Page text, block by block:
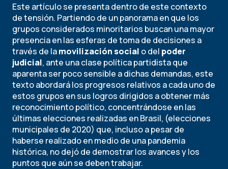
Este artículo se presenta dentro de este contexto
de tensión. Partiendo de un panorama en que los
grupos considerados minoritarios buscan una mayor
presencia en las esferas de toma de decisiones a
través de lamovilización social o del poder
judicial, ante una clase política partidista que
aparenta ser poco sensible a dichas demandas, este
texto abordará los progresos relativos a cada uno de
estos grupos en sus logros dirigidos a obtener más
reconocimiento político, concentrándose en las
últimas elecciones realizadas en Brasil, (elecciones
municipales de 2020) que, incluso a pesar de
haberse realizado en medio de una pandemia
histórica, no dejó de demostrar los avances y los
puntos que aún se deben trabajar.